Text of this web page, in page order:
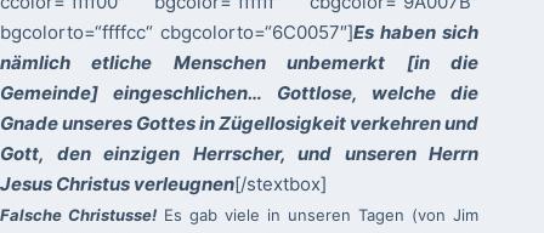
bgcolorto=“ffffcc“ cbgcolorto=“6C0057″]Es haben sich
nämlich etliche Menschen unbemerkt [in die
Gemeinde] eingeschlichen… Gottlose, welche die
Gnade unseres Gottes in Zügellosigkeit verkehren und
Gott, den einzigen Herrscher, und unseren Herrn
Jesus Christus verleugnen[/stextbox]
Falsche Christusse! Es gab viele in unseren Tagen (von Jim